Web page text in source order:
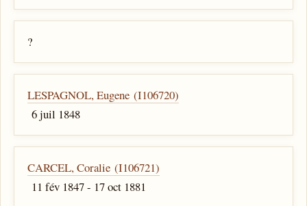
?
LESPAGNOL, Eugene (I106720)
6 juil 1848
CARCEL, Coralie (I106721)
11 fév 1847 - 17 oct 1881